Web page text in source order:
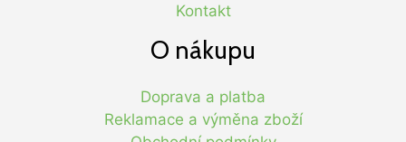
Kontakt
O nákupu
Doprava a platba
Reklamace a výměna zboží